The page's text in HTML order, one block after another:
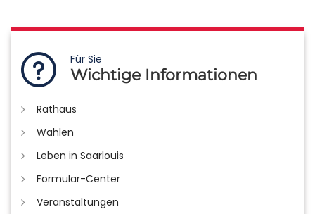
Für Sie
Wichtige Informationen
Rathaus
Wahlen
Leben in Saarlouis
Formular-Center
Veranstaltungen